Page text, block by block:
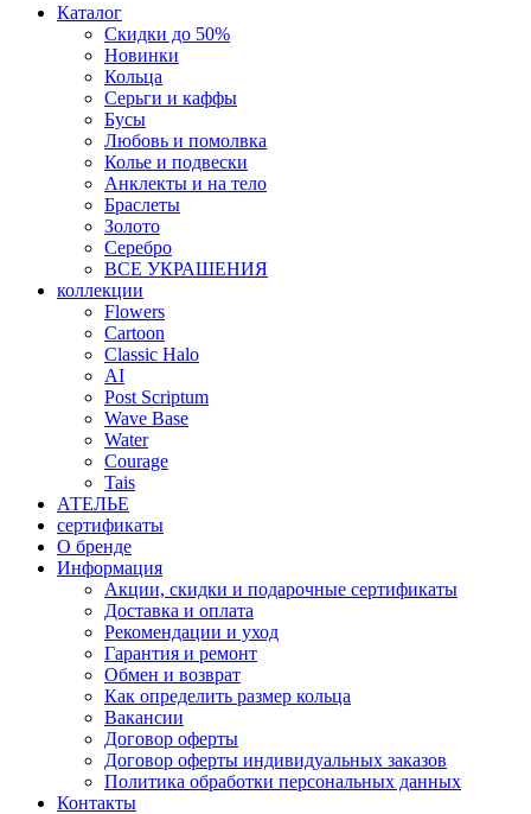
Каталог
Скидки до 50%
Новинки
Кольца
Серьги и каффы
Бусы
Любовь и помолвка
Колье и подвески
Анклекты и на тело
Браслеты
Золото
Серебро
ВСЕ УКРАШЕНИЯ
коллекции
Flowers
Cartoon
Classic Halo
AI
Post Scriptum
Wave Base
Water
Courage
Tais
АТЕЛЬЕ
сертификаты
О бренде
Информация
Акции, скидки и подарочные сертификаты
Доставка и оплата
Рекомендации и уход
Гарантия и ремонт
Обмен и возврат
Как определить размер кольца
Вакансии
Договор оферты
Договор оферты индивидуальных заказов
Политика обработки персональных данных
Контакты